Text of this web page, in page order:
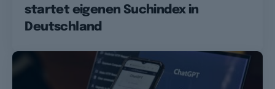
startet eigenen Suchindex in
Deutschland